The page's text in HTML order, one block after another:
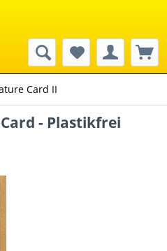
Card II
- Plastikfrei